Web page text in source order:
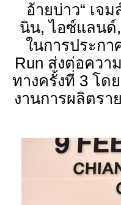
อ้ายบ่าว“ เจ
นิน, ไอซ์แลนด์
ในการประกา
Run ส่งต่อควา
ทางครั้งที่ 3 โ
งานการผลิตร